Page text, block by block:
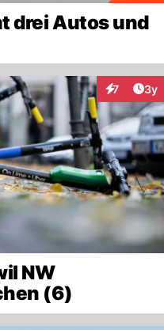
drei Autos und
7 3y
NW
(6)